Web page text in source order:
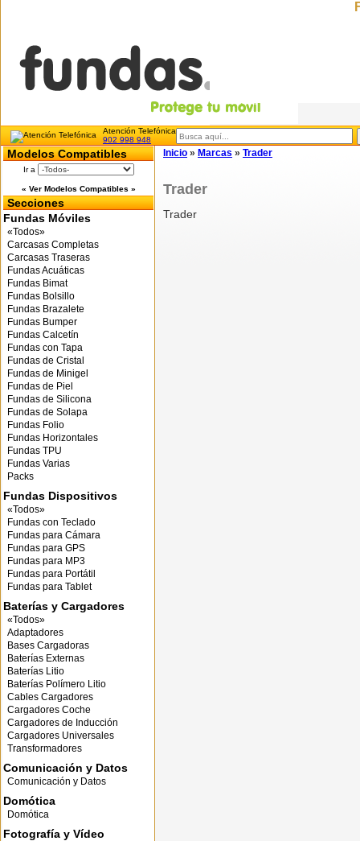
Atención Telefónica
902 998 948
Modelos Compatibles
Ir a
« Ver Modelos Compatibles »
Secciones
Fundas Móviles
«Todos»
Carcasas Completas
Carcasas Traseras
Fundas Acuáticas
Fundas Bimat
Fundas Bolsillo
Fundas Brazalete
Fundas Bumper
Fundas Calcetín
Fundas con Tapa
Fundas de Cristal
Fundas de Minigel
Fundas de Piel
Fundas de Silicona
Fundas de Solapa
Fundas Folio
Fundas Horizontales
Fundas TPU
Fundas Varias
Packs
Fundas Dispositivos
«Todos»
Fundas con Teclado
Fundas para Cámara
Fundas para GPS
Fundas para MP3
Fundas para Portátil
Fundas para Tablet
Baterías y Cargadores
«Todos»
Adaptadores
Bases Cargadoras
Baterías Externas
Baterías Litio
Baterías Polímero Litio
Cables Cargadores
Cargadores Coche
Cargadores de Inducción
Cargadores Universales
Transformadores
Comunicación y Datos
Comunicación y Datos
Domótica
Domótica
Fotografía y Vídeo
Inicio » Marcas » Trader
Trader
Trader